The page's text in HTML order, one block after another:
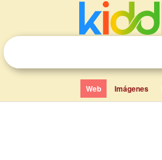
Web Imágenes